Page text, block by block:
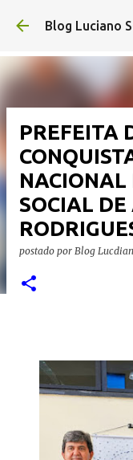
Pular
Blog Luciano
PREFEITA
NACIONAL
SOCIAL
postado por Blog